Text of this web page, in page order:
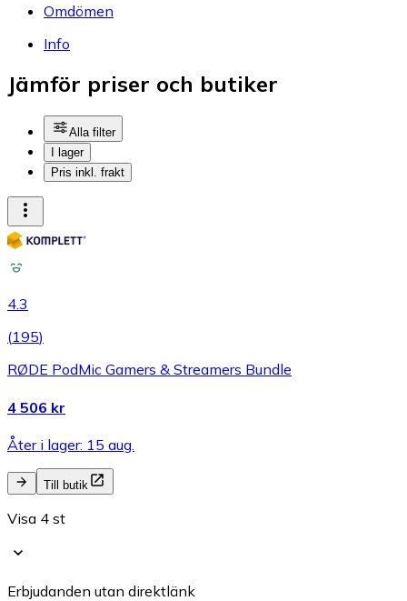
Omdömen
Info
Jämför priser och butiker
Alla filter
I lager
Pris inkl. frakt
4.3
(195)
RØDE PodMic Gamers & Streamers Bundle
4 506 kr
Åter i lager: 15 aug.
Till butik
Visa 4 st
Erbjudanden utan direktlänk